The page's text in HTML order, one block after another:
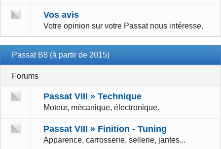
Vos avis
Votre opinion sur votre Passat nous intéresse.
Passat B8 (à partir de 2015)
Forums
Passat VIII » Technique
Moteur, mécanique, électronique.
Passat VIII » Finition - Tuning
Apparence, carrosserie, sellerie, jantes...